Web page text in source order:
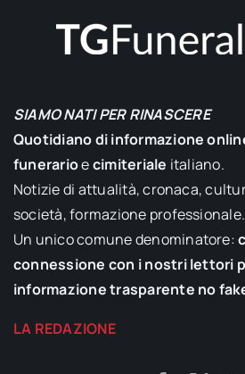
SIAMO NATI PER RINASCERE
Quotidiano di informazione
funerarioecimiteriale italiano.
Notizie di attualità, cronaca,
società, formazione professionale.
Un unico comune denominatore:
connessione con i nostri lettori
informazione trasparente no
LA REDAZIONE